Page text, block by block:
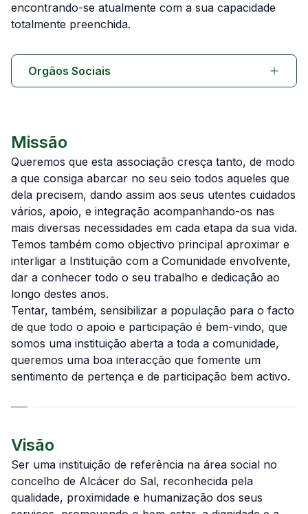
encontrando-se atualmente com a sua capacidade
totalmente preenchida.
Orgãos Sociais
Missão
Queremos que esta associação cresça tanto, de modo
a que consiga abarcar no seu seio todos aqueles que
dela precisem, dando assim aos seus utentes cuidados
vários, apoio, e integração acompanhando-os nas
mais diversas necessidades em cada etapa da sua vida.
Temos também como objectivo principal aproximar e
interligar a Instituição com a Comunidade envolvente,
dar a conhecer todo o seu trabalho e dedicação ao
longo destes anos.
Tentar, também, sensibilizar a população para o facto
de que todo o apoio e participação é bem-vindo, que
somos uma instituição aberta a toda a comunidade,
queremos uma boa interacção que fomente um
sentimento de pertença e de participação bem activo.
Visão
Ser uma instituição de referência na área social no
concelho de Alcácer do Sal, reconhecida pela
qualidade, proximidade e humanização dos seus